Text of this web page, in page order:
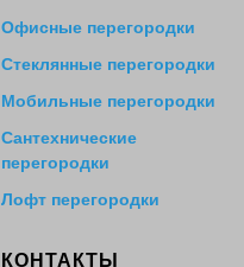
Офисные перегородки
Стеклянные перегородки
Мобильные перегородки
Сантехнические
перегородки
Лофт перегородки
КОНТАКТЫ